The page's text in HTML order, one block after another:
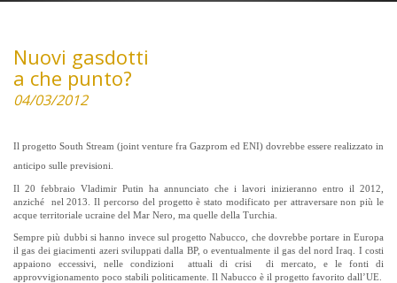
Nuovi gasdotti
a che punto?
04/03/2012
Il progetto South Stream (joint venture fra Gazprom ed ENI) dovrebbe essere realizzato in
anticipo sulle previsioni.
Il 20 febbraio Vladimir Putin ha annunciato che i lavori inizieranno entro il 2012,
anziché nel 2013. Il percorso del progetto è stato modificato per attraversare non più le
acque territoriale ucraine del Mar Nero, ma quelle della Turchia.
Sempre più dubbi si hanno invece sul progetto Nabucco, che dovrebbe portare in Europa
il gas dei giacimenti azeri sviluppati dalla BP, o eventualmente il gas del nord Iraq. I costi
appaiono eccessivi, nelle condizioni attuali di crisi di mercato, e le fonti di
approvvigionamento poco stabili politicamente. Il Nabucco è il progetto favorito dall’UE.